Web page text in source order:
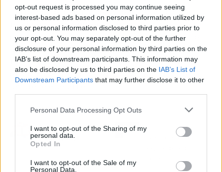
opt-out request is processed you may continue seeing
interest-based ads based on personal information utilized by
us or personal information disclosed to third parties prior to
your opt-out. You may separately opt-out of the further
disclosure of your personal information by third parties on the
IAB’s list of downstream participants. This information may
also be disclosed by us to third parties on the IAB’s List of
Downstream Participants that may further disclose it to other
Personal Data Processing Opt Outs
I want to opt-out of the Sharing of my
personal data.
Opted In
I want to opt-out of the Sale of my
Personal Data.
El riesgo de lesión apenas existe salvo que
realicemos movimientos muy bruscos, que no
es el objetivo. Además, ahora, los esféricos se
fabrican con materiales de espuma o de goma
reticulada, lo que evita un posible dolor intenso
en caso de un ‘toque’ brusco al tiempo que
favorece el agarre.
Los mejores regalos
para tu pareja
¿Qué es un Broker de
inversiones y cómo